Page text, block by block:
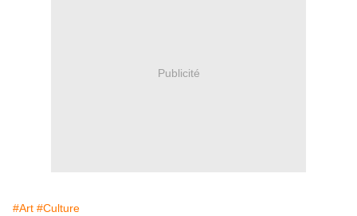
Publicité
#Art #Culture